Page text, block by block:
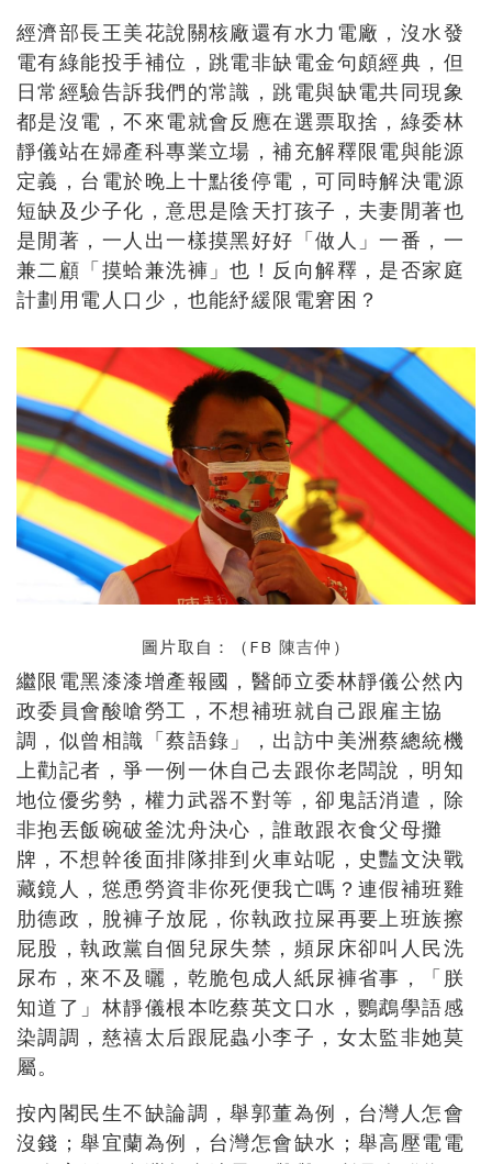
經濟部長王美花說關核廠還有水力電廠，沒水發
電有綠能投手補位，跳電非缺電金句頗經典，但
日常經驗告訴我們的常識，跳電與缺電共同現象
都是沒電，不來電就會反應在選票取捨，綠委林
靜儀站在婦產科專業立場，補充解釋限電與能源
定義，台電於晚上十點後停電，可同時解決電源
短缺及少子化，意思是陰天打孩子，夫妻閒著也
是閒著，一人出一樣摸黑好好「做人」一番，一
兼二顧「摸蛤兼洗褲」也！反向解釋，是否家庭
計劃用電人口少，也能紓緩限電窘困？
圖片取自：（FB 陳吉仲 ）
繼限電黑漆漆增產報國，醫師立委林靜儀公然內
政委員會酸嗆勞工，不想補班就自己跟雇主協
調，似曾相識「蔡語錄」，出訪中美洲蔡總統機
上勸記者，爭一例一休自己去跟你老闆說，明知
地位優劣勢，權力武器不對等，卻鬼話消遣，除
非抱丟飯碗破釜沈舟決心，誰敢跟衣食父母攤
牌，不想幹後面排隊排到火車站呢，史豔文決戰
藏鏡人，慫恿勞資非你死便我亡嗎？連假補班雞
肋德政，脫褲子放屁，你執政拉屎再要上班族擦
屁股，執政黨自個兒尿失禁，頻尿床卻叫人民洗
尿布，來不及曬，乾脆包成人紙尿褲省事，「朕
知道了」林靜儀根本吃蔡英文口水，鸚鵡學語感
染調調，慈禧太后跟屁蟲小李子，女太監非她莫
屬。
按內閣民生不缺論調，舉郭董為例，台灣人怎會
沒錢；舉宜蘭為例，台灣怎會缺水；舉高壓電電